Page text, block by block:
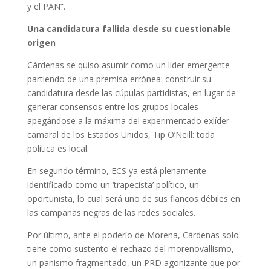
y el PAN”.
Una candidatura fallida desde su cuestionable
origen
Cárdenas se quiso asumir como un líder emergente
partiendo de una premisa errónea: construir su
candidatura desde las cúpulas partidistas, en lugar de
generar consensos entre los grupos locales
apegándose a la máxima del experimentado exlíder
camaral de los Estados Unidos, Tip O’Neill: toda
política es local.
En segundo término, ECS ya está plenamente
identificado como un ‘trapecista’ político, un
oportunista, lo cual será uno de sus flancos débiles en
las campañas negras de las redes sociales.
Por último, ante el poderío de Morena, Cárdenas solo
tiene como sustento el rechazo del morenovallismo,
un panismo fragmentado, un PRD agonizante que por